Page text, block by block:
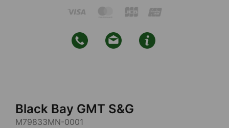
Black Bay GMT S&G
M79833MN-0001